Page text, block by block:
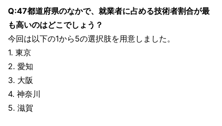
Q:47都道府県のなかで、就業者に占める技術者割合が最
も高いのはどこでしょう？
今回は以下の1から5の選択肢を用意しました。
1. 東京
2. 愛知
3. 大阪
4. 神奈川
5. 滋賀